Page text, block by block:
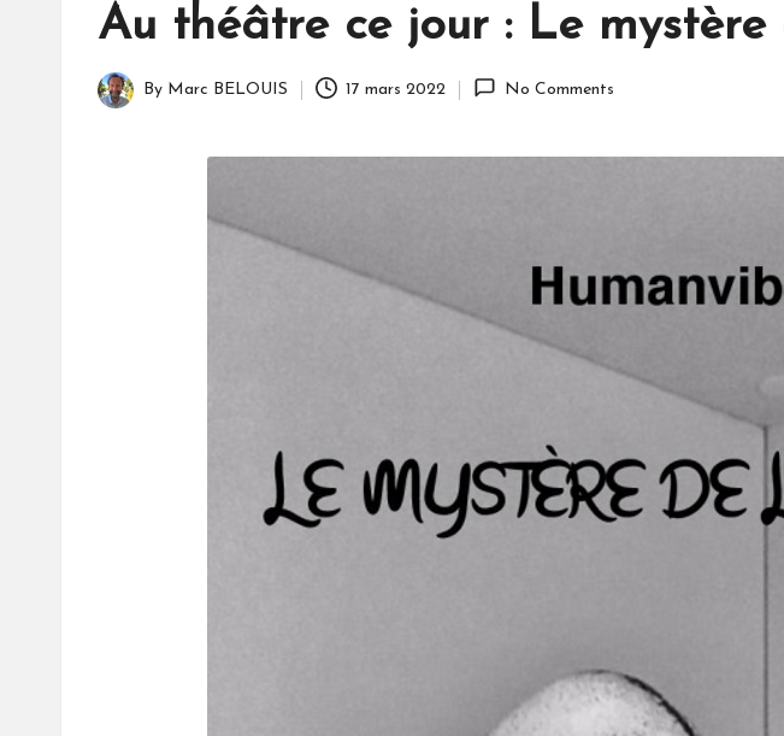
Au théâtre ce jour : Le
Posted
By Marc BELOUIS 17 mars 2022 No Comments